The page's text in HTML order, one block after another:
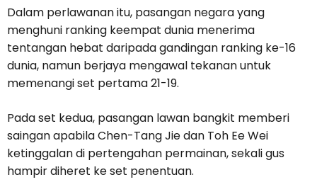
Dalam perlawanan itu, pasangan negara yang
menghuni ranking keempat dunia menerima
tentangan hebat daripada gandingan ranking ke-16
dunia, namun berjaya mengawal tekanan untuk
memenangi set pertama 21-19.
Pada set kedua, pasangan lawan bangkit memberi
saingan apabila Chen-Tang Jie dan Toh Ee Wei
ketinggalan di pertengahan permainan, sekali gus
hampir diheret ke set penentuan.